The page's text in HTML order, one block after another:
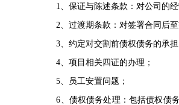
1、保证与陈述条款：对公司的经
2、过渡期条款：对签署合同后至
3、约定对交割前债权债务的承担
4、项目相关四证的办理；
5、员工安置问题；
6、债权债务处理：包括债权债务